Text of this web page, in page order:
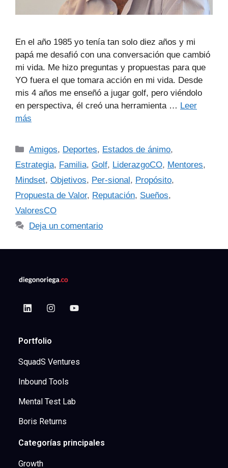
En el año 1985 yo tenía tan solo diez años y mi
papá me desafió con una conversación que cambió
mi vida. Me hizo preguntas y propuestas para que
YO fuera el que tomara acción en mi vida. Desde
mis 4 años me enseñó a jugar golf, pero viéndolo
en perspectiva, él creó una herramienta … Leer
más
Amigos, Deportes, Estados de ánimo,
Estrategia, Familia, Golf, LiderazgoCO, Mentores,
Mindset, Objetivos, Per-sional , Propósito,
Propuesta de Valor, Reputación, Sueños,
ValoresCO
Deja un comentario
Portfolio
SquadS Ventures
Inbound Tools
Mental Test Lab
Boris Returns
Categorías principales
Growth